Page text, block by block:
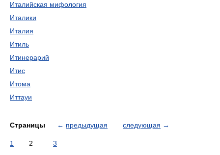
Италийская мифология
Италики
Италия
Итиль
Итинерарий
Итис
Итома
Иттауи
Страницы ← предыдущая следующая →
1 2 3